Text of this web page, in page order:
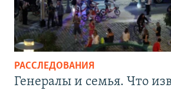
РАССЛЕДОВАНИЯ
Генералы и семья. Что